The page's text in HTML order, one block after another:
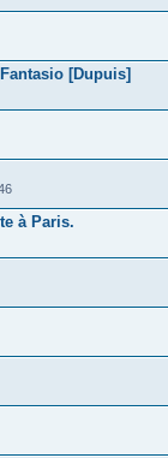
[Dupuis]
à Paris.